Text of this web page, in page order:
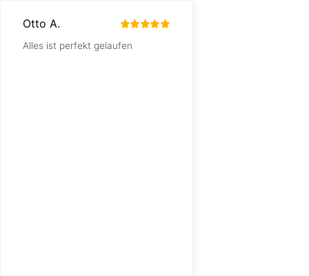
Otto A.
Alles ist perfekt gelaufen